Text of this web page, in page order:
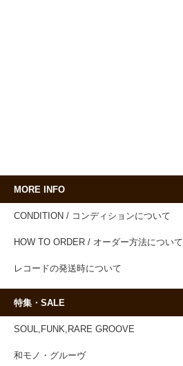
MORE INFO
CONDITION / コンディションについて
HOW TO ORDER / オーダー方法について
レコードの発送時について
特集・SALE
SOUL,FUNK,RARE GROOVE
和モノ・グルーヴ